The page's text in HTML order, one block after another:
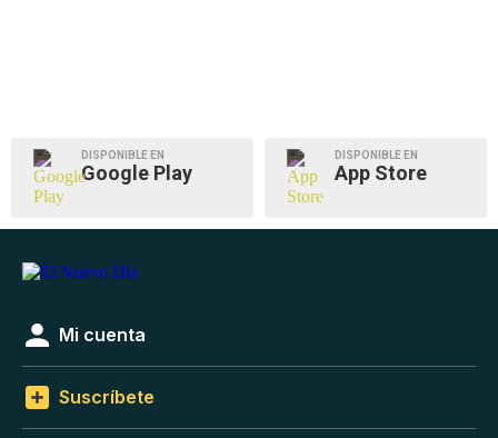
DISPONIBLE EN
Google Play
DISPONIBLE EN
App Store
Mi cuenta
Suscríbete